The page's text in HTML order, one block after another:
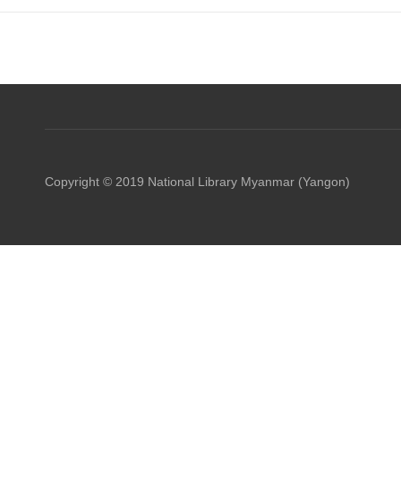
Copyright © 2019 National Library Myanmar (Yangon)